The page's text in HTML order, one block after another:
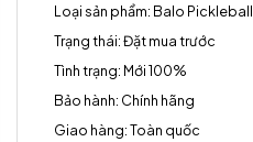
Loại sản phẩm: Balo Pickleball
Trạng thái:Đặt mua trước
Tình trạng: Mới 100%
Bảo hành: Chính hãng
Giao hàng:Toàn quốc